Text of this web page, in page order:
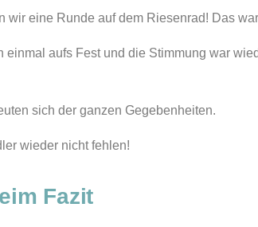
wir eine Runde auf dem Riesenrad! Das
einmal aufs Fest und die Stimmung war
sich der ganzen Gegebenheiten.
wieder nicht fehlen!
Fazit